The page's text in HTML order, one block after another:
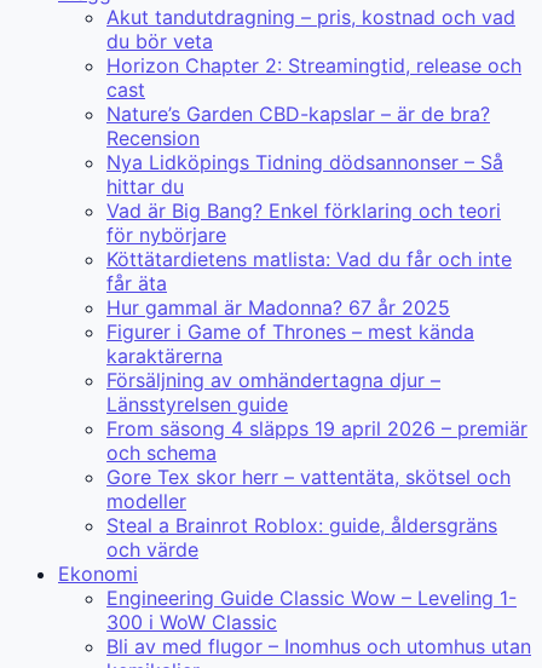
Akut tandutdragning – pris, kostnad och vad
du bör veta
Horizon Chapter 2: Streamingtid, release och
cast
Nature’s Garden CBD-kapslar – är de bra?
Recension
Nya Lidköpings Tidning dödsannonser – Så
hittar du
Vad är Big Bang? Enkel förklaring och teori
för nybörjare
Köttätardietens matlista: Vad du får och inte
får äta
Hur gammal är Madonna? 67 år 2025
Figurer i Game of Thrones – mest kända
karaktärerna
Försäljning av omhändertagna djur –
Länsstyrelsen guide
From säsong 4 släpps 19 april 2026 – premiär
och schema
Gore Tex skor herr – vattentäta, skötsel och
modeller
Steal a Brainrot Roblox: guide, åldersgräns
och värde
Ekonomi
Engineering Guide Classic Wow – Leveling 1-
300 i WoW Classic
Bli av med flugor – Inomhus och utomhus utan